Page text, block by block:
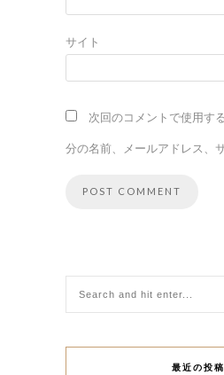
サイト
次回のコメントで使用す
分の名前、メールアドレス、
最近の投稿